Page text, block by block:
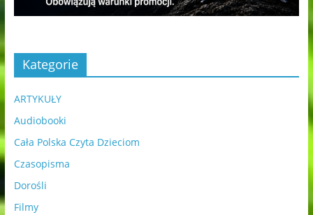
Kategorie
ARTYKUŁY
Audiobooki
Cała Polska Czyta Dzieciom
Czasopisma
Dorośli
Filmy